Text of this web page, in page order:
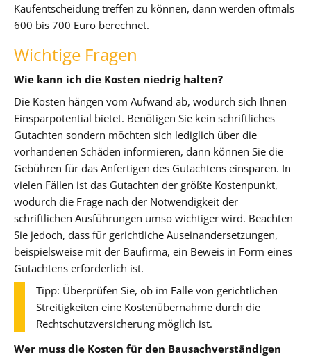
Kaufentscheidung treffen zu können, dann werden oftmals
600 bis 700 Euro berechnet.
Wichtige Fragen
Wie kann ich die Kosten niedrig halten?
Die Kosten hängen vom Aufwand ab, wodurch sich Ihnen
Einsparpotential bietet. Benötigen Sie kein schriftliches
Gutachten sondern möchten sich lediglich über die
vorhandenen Schäden informieren, dann können Sie die
Gebühren für das Anfertigen des Gutachtens einsparen. In
vielen Fällen ist das Gutachten der größte Kostenpunkt,
wodurch die Frage nach der Notwendigkeit der
schriftlichen Ausführungen umso wichtiger wird. Beachten
Sie jedoch, dass für gerichtliche Auseinandersetzungen,
beispielsweise mit der Baufirma, ein Beweis in Form eines
Gutachtens erforderlich ist.
Tipp: Überprüfen Sie, ob im Falle von gerichtlichen
Streitigkeiten eine Kostenübernahme durch die
Rechtschutzversicherung möglich ist.
Wer muss die Kosten für den Bausachverständigen